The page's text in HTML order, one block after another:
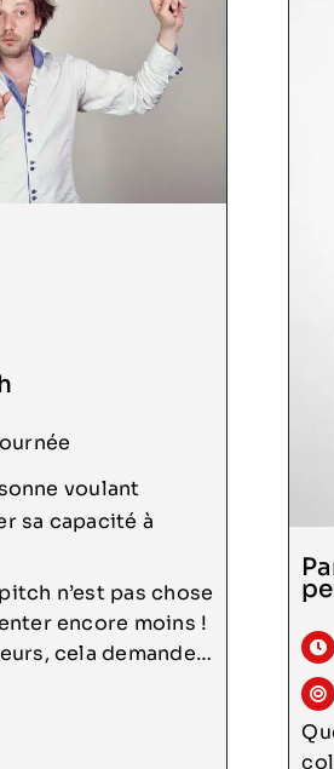
voulant
sa capacité à
n’est pas chose
encore moins !
cela demande